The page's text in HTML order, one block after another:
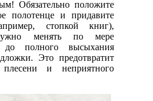
Обязательно положите
полотенце и придавите
стопкой книг),
менять по мере
до полного высыхания
Это предотвратит
плесени и неприятного